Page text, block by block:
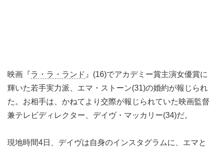
映画『ラ・ラ・ランド 』(16)でアカデミー賞主演女優賞に
輝いた若手実力派、エマ・ストーン(31)の婚約が報じられ
た。お相手は、かねてより交際が報じられていた映画監督
兼テレビディレクター、デイヴ・マッカリー(34)だ。
現地時間4日、デイヴは自身のインスタグラムに、エマと